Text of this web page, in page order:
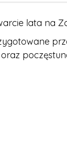
lata na